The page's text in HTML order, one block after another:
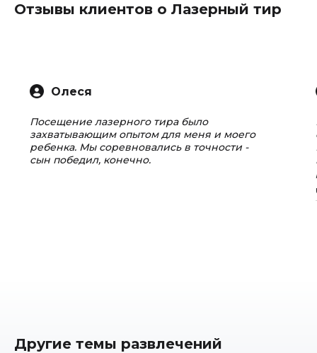
Отзывы клиентов о Лазерный тир
Олеся
Посещение лазерного тира было
захватывающим опытом для меня и моего
ребенка. Мы соревновались в точности -
сын победил, конечно.
Другие темы развлечений